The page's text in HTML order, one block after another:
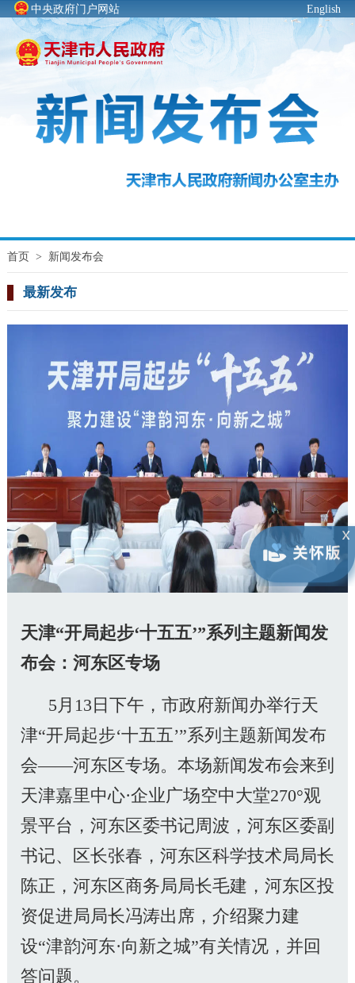
中央政府门户网站 English
首页> 新闻发布会
最新发布
天津“开局起步‘十五五’”系列主题新闻发
布会：河东区专场
5月13日下午，市政府新闻办举行天
津“开局起步‘十五五’”系列主题新闻发布
会——河东区专场。本场新闻发布会来到
天津嘉里中心·企业广场空中大堂270°观
景平台，河东区委书记周波，河东区委副
书记、区长张春，河东区科学技术局局长
陈正，河东区商务局局长毛建，河东区投
资促进局局长冯涛出席，介绍聚力建
设“津韵河东·向新之城”有关情况，并回
答问题。